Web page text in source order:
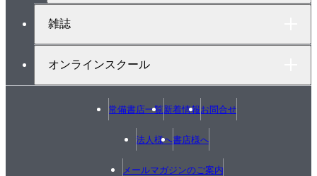
雑誌
オンラインスクール
常備書店一覧新着情報お問合せ
法人様へ書店様へ
メールマガジンのご案内